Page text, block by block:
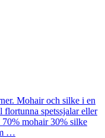
Mohair och silke i en
spetssjalar eller
mohair 30% silke
…